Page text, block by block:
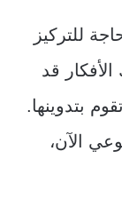
للتركيز
قد
بتدوينها.
الآن،